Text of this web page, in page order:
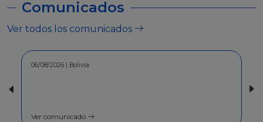
Comunicados
Ver todos los comunicados
30/07/2026 | Bolivia
Ver comunicado